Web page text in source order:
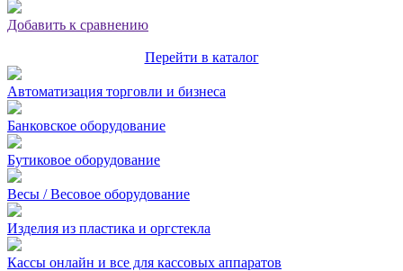
Добавить к сравнению
Перейти в каталог
Автоматизация торговли и бизнеса
Банковское оборудование
Бутиковое оборудование
Весы / Весовое оборудование
Изделия из пластика и оргстекла
Кассы онлайн и все для кассовых аппаратов